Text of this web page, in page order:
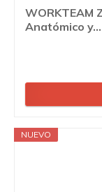
WORKTEAM
Anatómico y...
NUEVO